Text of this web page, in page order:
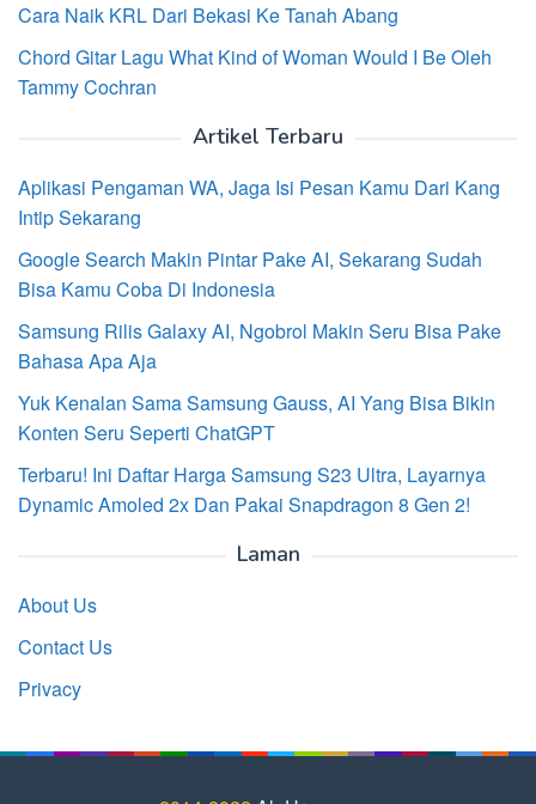
Cara Naik KRL Dari Bekasi Ke Tanah Abang
Chord Gitar Lagu What Kind of Woman Would I Be Oleh
Tammy Cochran
Artikel Terbaru
Aplikasi Pengaman WA, Jaga Isi Pesan Kamu Dari Kang
Intip Sekarang
Google Search Makin Pintar Pake AI, Sekarang Sudah
Bisa Kamu Coba Di Indonesia
Samsung Rilis Galaxy AI, Ngobrol Makin Seru Bisa Pake
Bahasa Apa Aja
Yuk Kenalan Sama Samsung Gauss, AI Yang Bisa Bikin
Konten Seru Seperti ChatGPT
Terbaru! Ini Daftar Harga Samsung S23 Ultra, Layarnya
Dynamic Amoled 2x Dan Pakai Snapdragon 8 Gen 2!
Laman
About Us
Contact Us
Privacy